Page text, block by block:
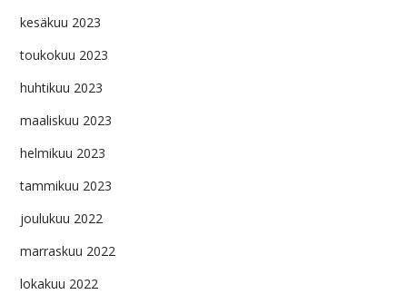
kesäkuu 2023
toukokuu 2023
huhtikuu 2023
maaliskuu 2023
helmikuu 2023
tammikuu 2023
joulukuu 2022
marraskuu 2022
lokakuu 2022